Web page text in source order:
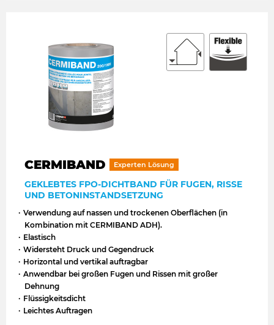
CERMIBAND Experten Lösung
GEKLEBTES FPO-DICHTBAND FÜR FUGEN, RISSE
UND BETONINSTANDSETZUNG
Verwendung auf nassen und trockenen Oberflächen (in
Kombination mit CERMIBAND ADH).
Elastisch
Widersteht Druck und Gegendruck
Horizontal und vertikal auftragbar
Anwendbar bei großen Fugen und Rissen mit großer
Dehnung
Flüssigkeitsdicht
Leichtes Auftragen